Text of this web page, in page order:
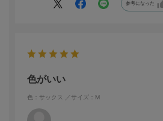
参考になった
色がいい
色：サックス ／サイズ：M